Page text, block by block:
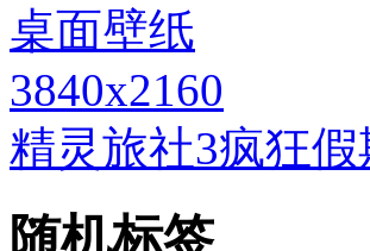
3840x2160
精灵旅社3疯狂
随机标签